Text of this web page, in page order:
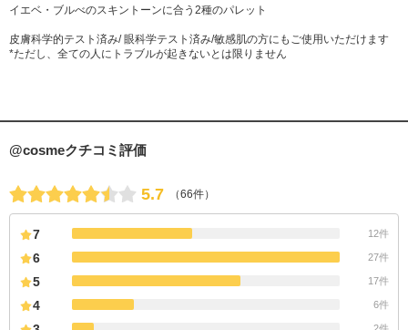
イエベ・ブルべのスキントーンに合う2種のパレット
皮膚科学的テスト済み/ 眼科学テスト済み/敏感肌の方にもご使用いただけます
*ただし、全ての人にトラブルが起きないとは限りません
@cosmeクチコミ評価
5.7 （66件）
7 12件
6 27件
5 17件
4 6件